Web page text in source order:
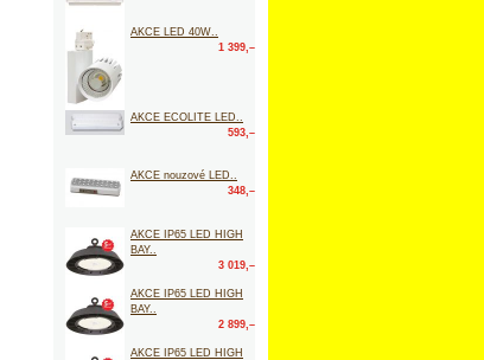
AKCE LED 40W..
1 399,–
AKCE ECOLITE LED..
593,–
AKCE nouzové LED..
348,–
AKCE IP65 LED HIGH
BAY..
3 019,–
AKCE IP65 LED HIGH
BAY..
2 899,–
AKCE IP65 LED HIGH